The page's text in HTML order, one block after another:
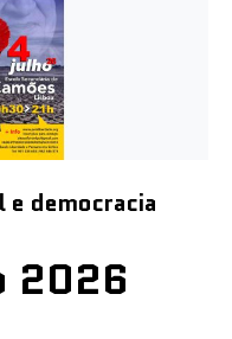
e democracia
2026